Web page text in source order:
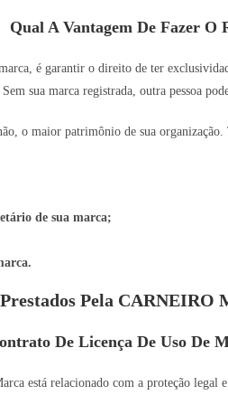
Qual A Vantagem De Fazer O
é garantir o direito de ter
sua marca registrada, outra pessoa
o maior patrimônio de sua
de sua marca;
Pela CARNEIRO
De Licença De Uso De
está relacionado com a proteção legal